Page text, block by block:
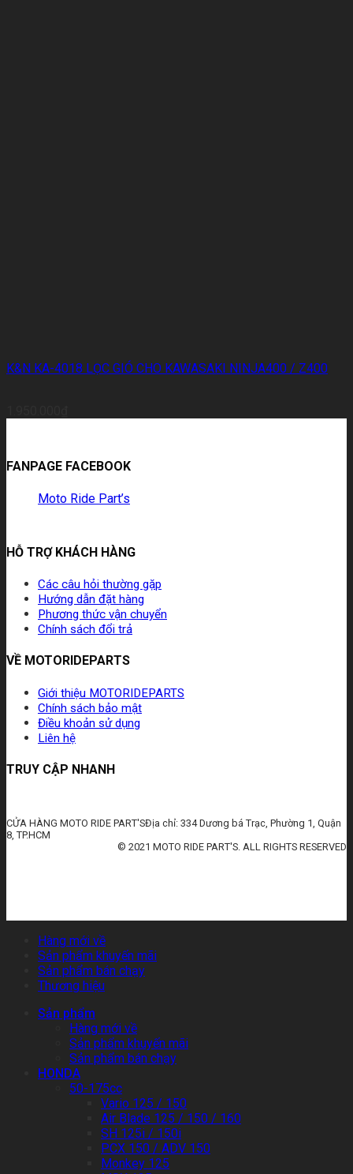
K&N KA-4018 LỌC GIÓ CHO KAWASAKI NINJA400 / Z400
FANPAGE FACEBOOK
Moto Ride Part’s
HỖ TRỢ KHÁCH HÀNG
Các câu hỏi thường gặp
Hướng dẫn đặt hàng
Phương thức vận chuyển
Chính sách đổi trả
VỀ MOTORIDEPARTS
Giới thiệu MOTORIDEPARTS
Chính sách bảo mật
Điều khoản sử dụng
Liên hệ
TRUY CẬP NHANH
CỬA HÀNG MOTO RIDE PART'SĐịa chỉ: 334 Dương bá Trạc, Phường 1, Quận
8, TP.HCM
© 2021 MOTO RIDE PART'S. ALL RIGHTS RESERVED
Hàng mới về
Sản phẩm khuyến mãi
Sản phẩm bán chạy
Thương hiệu
Sản phẩm
Hàng mới về
Sản phẩm khuyến mãi
Sản phẩm bán chạy
HONDA
50-175cc
Vario 125 / 150
Air Blade 125 / 150 / 160
SH 125i / 150i
PCX 150 / ADV 150
Monkey 125